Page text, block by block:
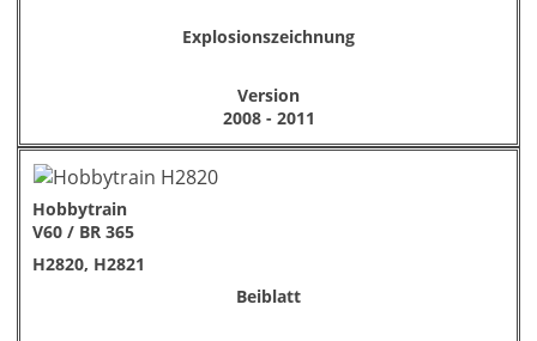
Explosionszeichnung
Version
2008 - 2011
Hobbytrain
V60 / BR 365
H2820, H2821
Beiblatt